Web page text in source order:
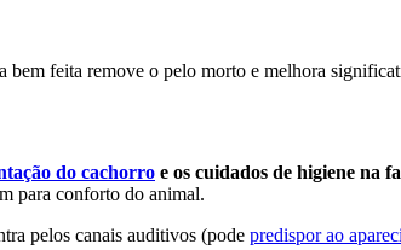
bem feita remove o pelo morto e melhora
do cachorro e os cuidados de higiene na
para conforto do animal.
pelos canais auditivos (pode predispor ao